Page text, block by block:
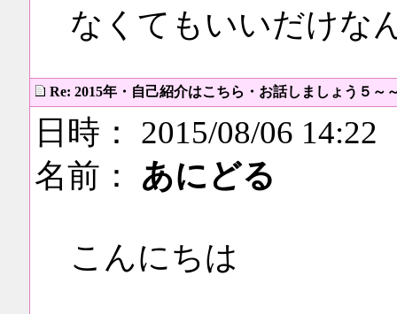
なくてもいいだけな
Re: 2015年・自己紹介はこちら・お話しましょう５～
日時： 2015/08/06 14:22
名前： あにどる
こんにちは